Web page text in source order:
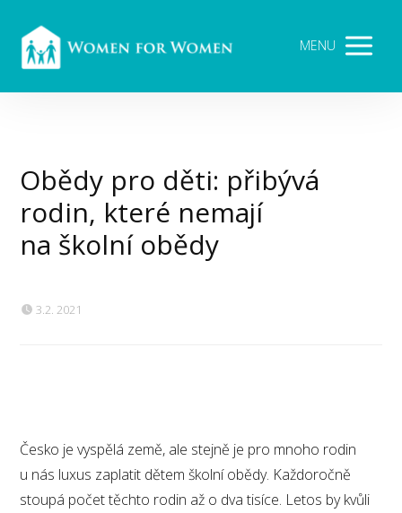
MENU
Obědy pro děti: přibývá
rodin, které nemají
na školní obědy
3.2. 2021
Česko je vyspělá země, ale stejně je pro mnoho rodin
u nás luxus zaplatit dětem školní obědy. Každoročně
stoupá počet těchto rodin až o dva tisíce. Letos by kvůli